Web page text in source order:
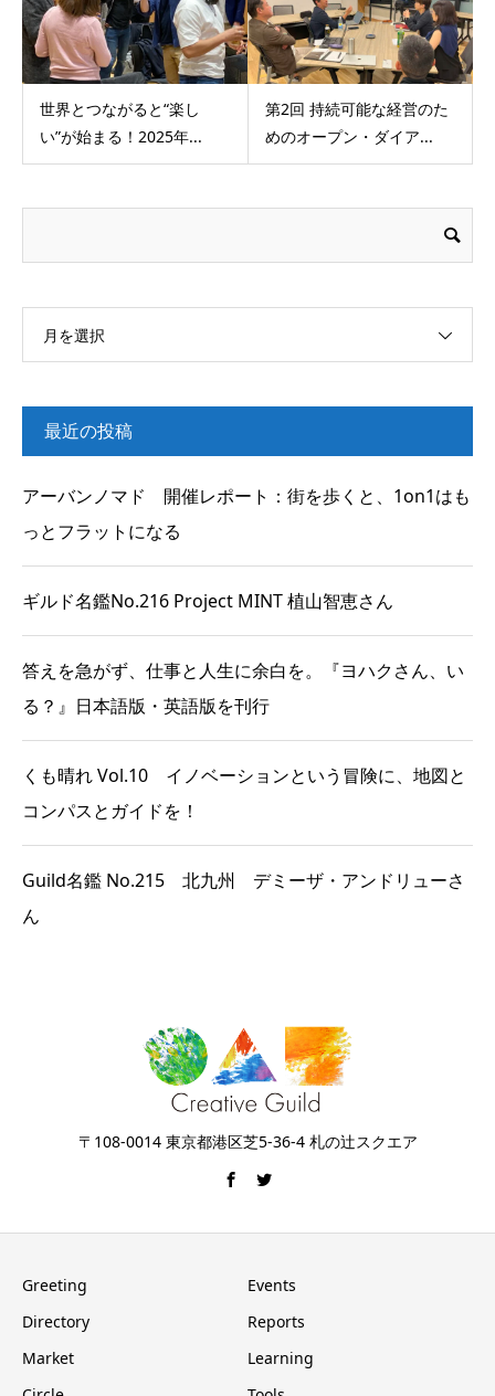
世界とつながると“楽し
い”が始まる！2025年...
第2回 持続可能な経営のた
めのオープン・ダイア...
月を選択
最近の投稿
アーバンノマド 開催レポート：街を歩くと、1on1はも
っとフラットになる
ギルド名鑑No.216 Project MINT 植山智恵さん
答えを急がず、仕事と人生に余白を。『ヨハクさん、い
る？』日本語版・英語版を刊行
くも晴れ Vol.10 イノベーションという冒険に、地図と
コンパスとガイドを！
Guild名鑑 No.215 北九州 デミーザ・アンドリューさ
ん
〒108-0014 東京都港区芝5-36-4 札の辻スクエア
Greeting
Events
Directory
Reports
Market
Learning